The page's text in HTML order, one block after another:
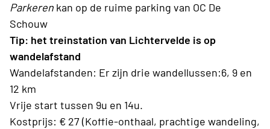
Parkeren kan op de ruime parking van OC De
Schouw
Tip: het treinstation van Lichtervelde is op
wandelafstand
Wandelafstanden: Er zijn drie wandellussen:6, 9 en
12 km
Vrije start tussen 9u en 14u.
Kostprijs: € 27 (Koffie-onthaal, prachtige wandeling,